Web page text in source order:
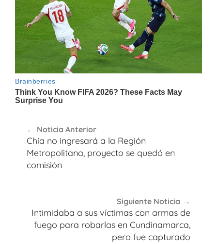
de
entradas
Noticia Anterior
Chía no ingresará a la Región
Metropolitana, proyecto se quedó en
comisión
Siguiente Noticia
Intimidaba a sus víctimas con armas de
fuego para robarlas en Cundinamarca,
pero fue capturado